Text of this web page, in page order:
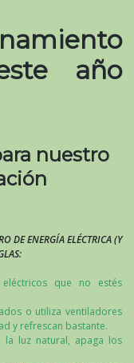
año
nuestro
DE ENERGÍA ELÉCTRICA (Y
que no estés
o utiliza ventiladores
y refrescan bastante.
la luz natural, apaga los